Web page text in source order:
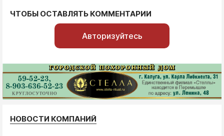
ЧТОБЫ ОСТАВЛЯТЬ КОММЕНТАРИИ
Авторизуйтесь
НОВОСТИ КОМПАНИЙ